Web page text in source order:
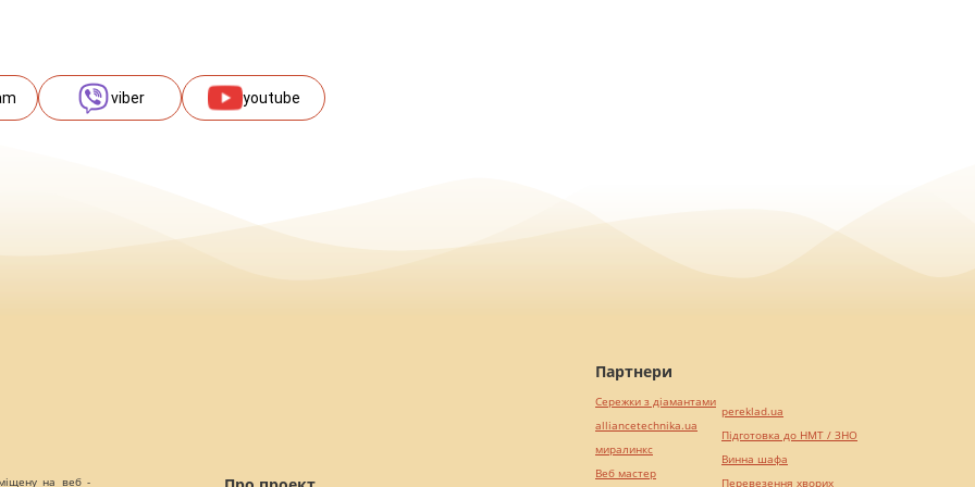
viber youtube
на веб -
Партнери
Сережки з діамантами
alliancetechnika.ua
миралинкс
Веб мастер
pereklad.ua
Підготовка до НМТ / ЗНО
Винна шафа
Перевезення хворих